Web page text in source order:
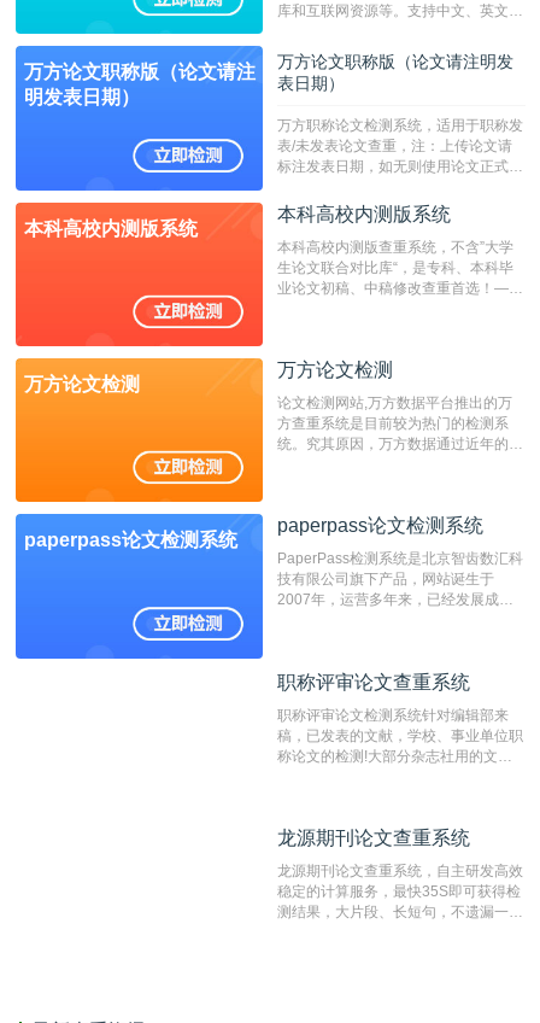
库和互联网资源等。支持中文、英文、
定院校！！！
万方论文职称版（论文请注
明发表日期）
万方论文职称版（论文请注明发
表日期）
万方职称论文检测系统，适用于职称发
表/未发表论文查重，注：上传论文请
标注发表日期，如无则使用论文正式发
成时间作为发表日期。
本科高校内测版系统
本科高校内测版系统
本科高校内测版查重系统，不含”大学
生论文联合对比库“，是专科、本科毕
业论文初稿、中稿修改查重首选！——
万方论文检测
万方论文检测
论文检测网站,万方数据平台推出的万
方查重系统是目前较为热门的检测系
统。究其原因，万方数据通过近年的发
非。其次，相对于知网而言，万方检测
重的推荐系统。
paperpass论文检测系统
paperpass论文检测系统
PaperPass检测系统是北京智齿数汇科
技有限公司旗下产品，网站诞生于
2007年，运营多年来，已经发展成为
检测速度快、精度高，市场反映良好。
职称评审论文查重系统
职称评审论文检测系统针对编辑部来
稿，已发表的文献，学校、事业单位职
称论文的检测!大部分杂志社用的文献
编辑部检测来稿和已发表的文献,检测
测时注意填写第一作者,才能排除已发
表文献复制比。（限制字符数1万）
龙源期刊论文查重系统
龙源期刊论文查重系统，自主研发高效
稳定的计算服务，最快35S即可获得检
测结果，大片段、长短句，不遗漏一处